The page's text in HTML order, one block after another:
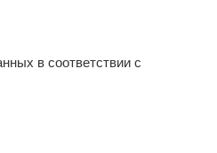
в соответствии с